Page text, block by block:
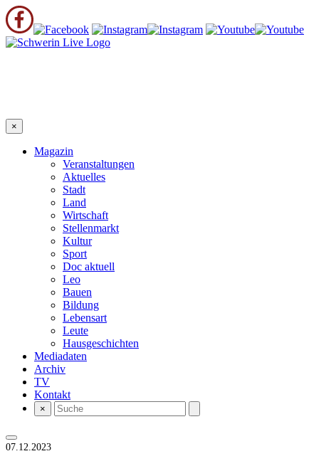
×
Magazin
Veranstaltungen
Aktuelles
Stadt
Land
Wirtschaft
Stellenmarkt
Kultur
Sport
Doc aktuell
Leo
Bauen
Bildung
Lebensart
Leute
Hausgeschichten
Mediadaten
Archiv
TV
Kontakt
×
07.12.2023